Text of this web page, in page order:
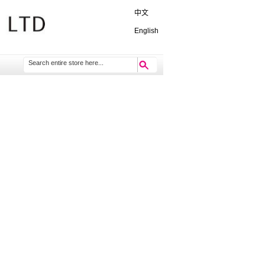
中文
English